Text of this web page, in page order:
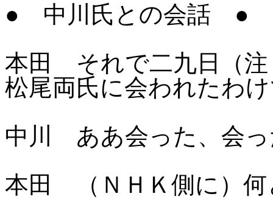
● 中川氏との会話 ●
本田 それで二九日（注
松尾両氏に会われたわ
中川 ああ会った、会っ
本田 （ＮＨＫ側に）何